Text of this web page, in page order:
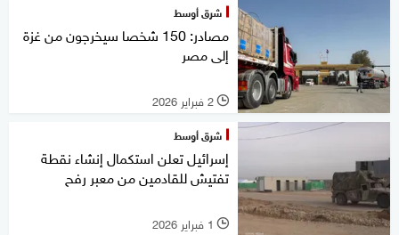
شرق أوسط
مصادر: 150 شخصا سيخرجون من غزة
إلى مصر
l 2 فبراير 2026
شرق أوسط
إسرائيل تعلن استكمال إنشاء نقطة
تفتيش للقادمين من معبر رفح
l 1 فبراير 2026